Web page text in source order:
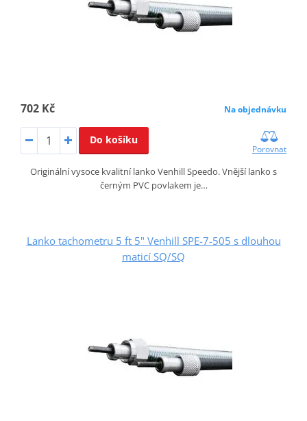
702 Kč Na objednávku
Do košíku
Porovnat
Originální vysoce kvalitní lanko Venhill Speedo. Vnější lanko s
černým PVC povlakem je…
Lanko tachometru 5 ft 5" Venhill SPE-7-505 s dlouhou
maticí SQ/SQ